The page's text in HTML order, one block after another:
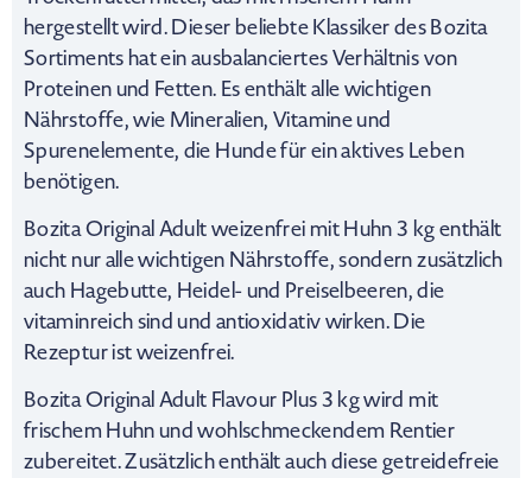
hergestellt wird. Dieser beliebte Klassiker des Bozita
Sortiments hat ein ausbalanciertes Verhältnis von
Proteinen und Fetten. Es enthält alle wichtigen
Nährstoffe, wie Mineralien, Vitamine und
Spurenelemente, die Hunde für ein aktives Leben
benötigen.
Bozita Original Adult weizenfrei mit Huhn 3 kg enthält
nicht nur alle wichtigen Nährstoffe, sondern zusätzlich
auch Hagebutte, Heidel- und Preiselbeeren, die
vitaminreich sind und antioxidativ wirken. Die
Rezeptur ist weizenfrei.
Bozita Original Adult Flavour Plus 3 kg wird mit
frischem Huhn und wohlschmeckendem Rentier
zubereitet. Zusätzlich enthält auch diese getreidefreie